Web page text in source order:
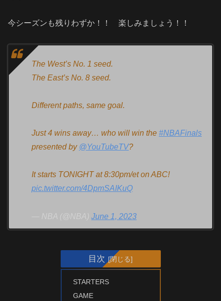
今シーズンも残りわずか！！ 楽しみましょう！！
The West’s No. 1 seed.
The East’s No. 8 seed.
Different paths, same goal.
Just 4 wins away… who will win the #NBAFinals
presented by @YouTubeTV?
It starts TONIGHT at 8:30pm/et on ABC!
pic.twitter.com/4DpmSAIKuQ
— NBA (@NBA) June 1, 2023
目次
STARTERS
GAME